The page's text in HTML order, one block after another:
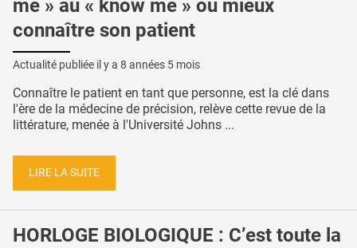
me » au « know me » ou mieux
connaître son patient
Actualité publiée il y a 8 années 5 mois
Connaître le patient en tant que personne, est la clé dans
l'ère de la médecine de précision, relève cette revue de la
littérature, menée à l'Université Johns ...
LIRE LA SUITE
HORLOGE BIOLOGIQUE : C’est toute la